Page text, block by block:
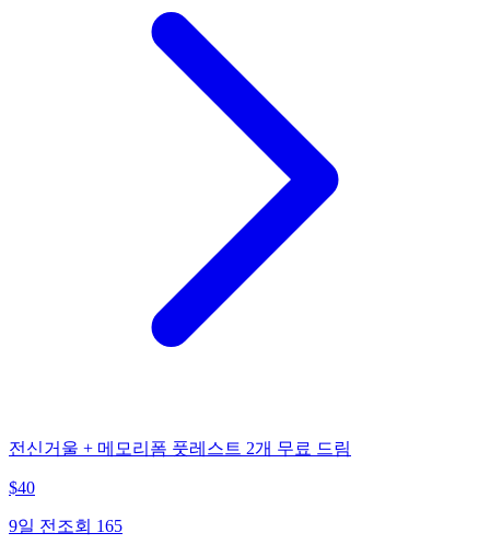
전신거울 + 메모리폼 풋레스트 2개 무료 드림
$40
9일 전 조회 165